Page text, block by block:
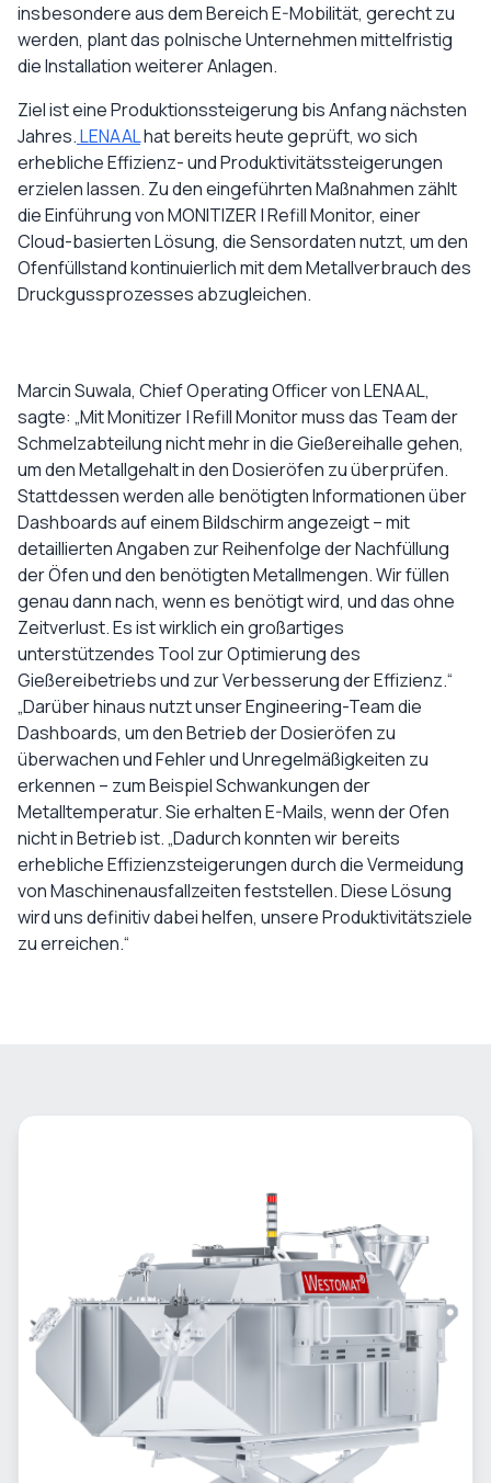
insbesondere aus dem Bereich E-Mobilität, gerecht zu
werden, plant das polnische Unternehmen mittelfristig
die Installation weiterer Anlagen.
Ziel ist eine Produktionssteigerung bis Anfang nächsten
Jahres.LENAALhat bereits heute geprüft, wo sich
erhebliche Effizienz- und Produktivitätssteigerungen
erzielen lassen. Zu den eingeführten Maßnahmen zählt
die Einführung von MONITIZER | Refill Monitor, einer
Cloud-basierten Lösung, die Sensordaten nutzt, um den
Ofenfüllstand kontinuierlich mit dem Metallverbrauch des
Druckgussprozesses abzugleichen.
Marcin Suwala, Chief Operating Officer von LENAAL,
sagte: „Mit Monitizer | Refill Monitor muss das Team der
Schmelzabteilung nicht mehr in die Gießereihalle gehen,
um den Metallgehalt in den Dosieröfen zu überprüfen.
Stattdessen werden alle benötigten Informationen über
Dashboards auf einem Bildschirm angezeigt – mit
detaillierten Angaben zur Reihenfolge der Nachfüllung
der Öfen und den benötigten Metallmengen. Wir füllen
genau dann nach, wenn es benötigt wird, und das ohne
Zeitverlust. Es ist wirklich ein großartiges
unterstützendes Tool zur Optimierung des
Gießereibetriebs und zur Verbesserung der Effizienz.“
„Darüber hinaus nutzt unser Engineering-Team die
Dashboards, um den Betrieb der Dosieröfen zu
überwachen und Fehler und Unregelmäßigkeiten zu
erkennen – zum Beispiel Schwankungen der
Metalltemperatur. Sie erhalten E-Mails, wenn der Ofen
nicht in Betrieb ist. „Dadurch konnten wir bereits
erhebliche Effizienzsteigerungen durch die Vermeidung
von Maschinenausfallzeiten feststellen. Diese Lösung
wird uns definitiv dabei helfen, unsere Produktivitätsziele
zu erreichen.“